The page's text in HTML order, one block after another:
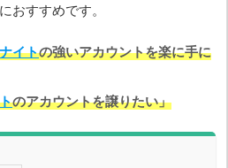
おすすめです。
イトの強いアカウントを楽に手に
のアカウントを譲りたい」